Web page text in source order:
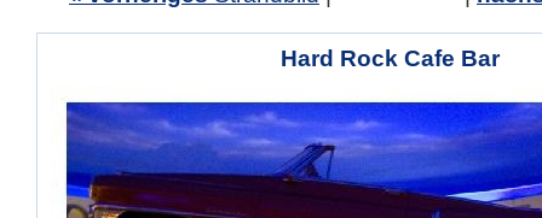
Hard Rock Cafe Bar